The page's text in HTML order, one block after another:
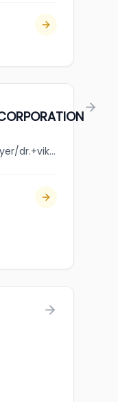
jobbank.gc.ca/browsejobs/employer/dr.+vikas+raj+dental+corporation/ca